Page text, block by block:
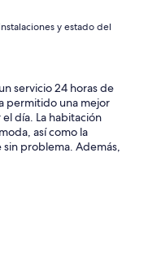
y estado del
servicio 24 horas de
permitido una mejor
día. La habitación
así como la
problema. Además,
general la estancia
sin duda!